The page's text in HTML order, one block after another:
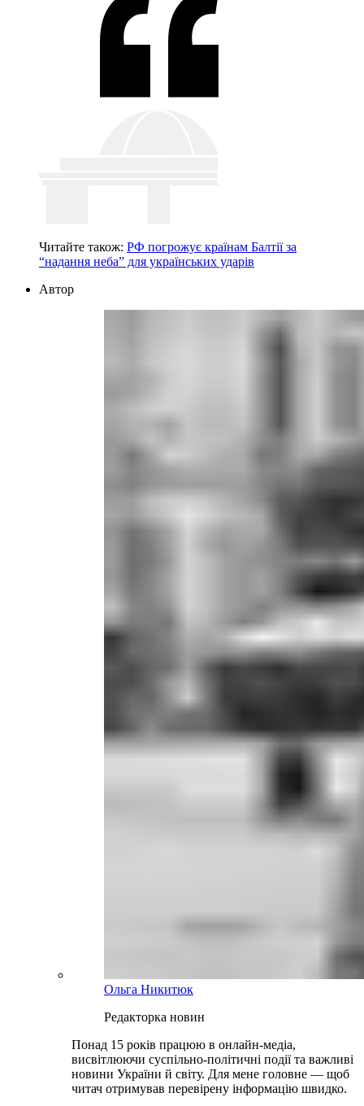
Читайте також: РФ погрожує країнам Балтії за
“надання неба” для українських ударів
Автор
Ольга Никитюк
Редакторка новин
Понад 15 років працюю в онлайн-медіа,
висвітлюючи суспільно-політичні події та важливі
новини України й світу. Для мене головне — щоб
читач отримував перевірену інформацію швидко.